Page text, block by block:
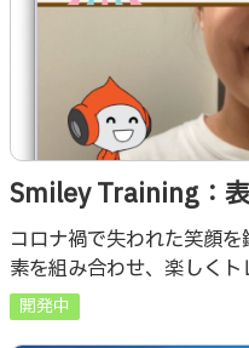
Smiley Training：
コロナ禍で失われた笑顔
素を組み合わせ、楽しく
た。 表情で指示する新感
手な笑顔を目指しませんか？
開発中